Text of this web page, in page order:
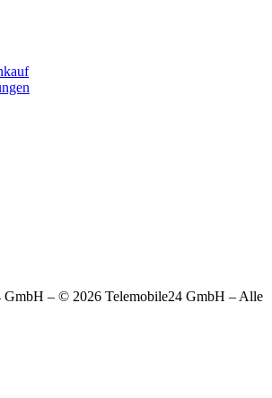
GmbH – © 2026 Telemobile24 GmbH – Alle